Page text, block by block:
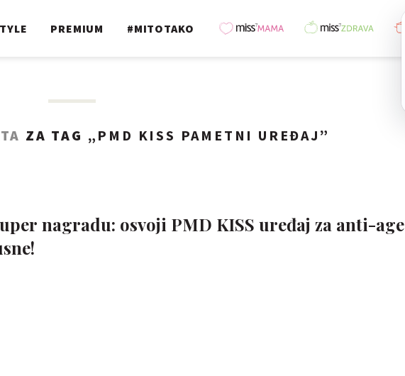
PREMIUM #MITOTAKO
ZA TAG „ PMD KISS PAMETNI UREĐAJ ”
nagradu: osvoji PMD KISS uređaj za anti-age